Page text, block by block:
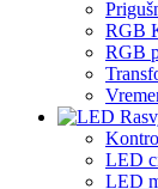
RGB
RGB
LED
LED